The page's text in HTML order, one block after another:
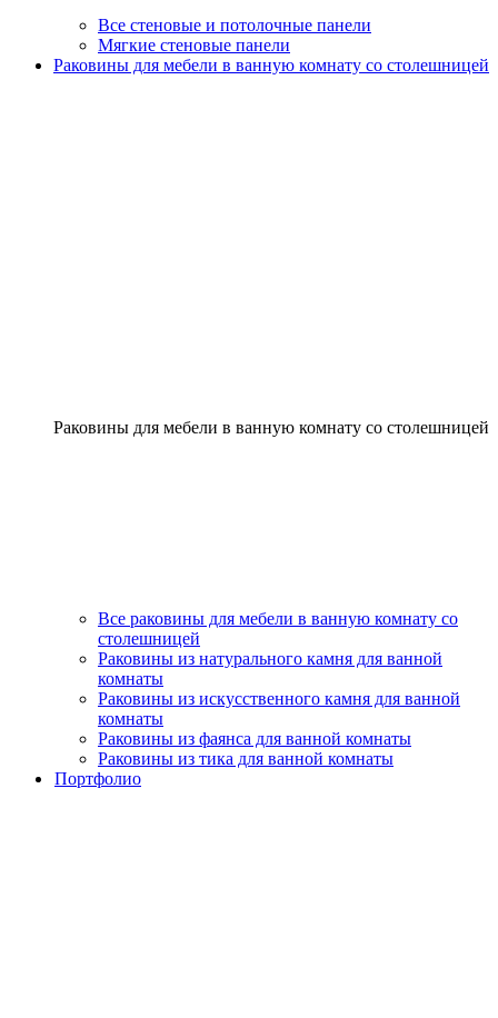
Все стеновые и потолочные панели
Мягкие стеновые панели
Раковины для мебели в ванную комнату со столешницей
Раковины для мебели в ванную комнату со столешницей
Все раковины для мебели в ванную комнату со
столешницей
Раковины из натурального камня для ванной
комнаты
Раковины из искусственного камня для ванной
комнаты
Раковины из фаянса для ванной комнаты
Раковины из тика для ванной комнаты
Портфолио